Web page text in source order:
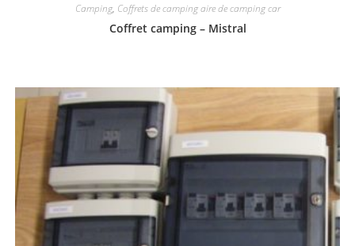
Camping, Coffrets de camping aire de camping car
Coffret camping – Mistral